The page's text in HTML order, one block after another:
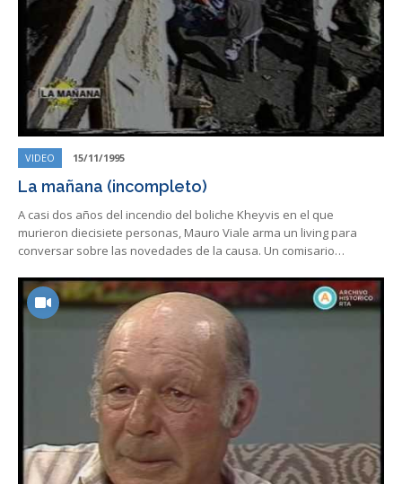
VIDEO 15/11/1995
La mañana (incompleto)
A casi dos años del incendio del boliche Kheyvis en el que
murieron diecisiete personas, Mauro Viale arma un living para
conversar sobre las novedades de la causa. Un comisario…